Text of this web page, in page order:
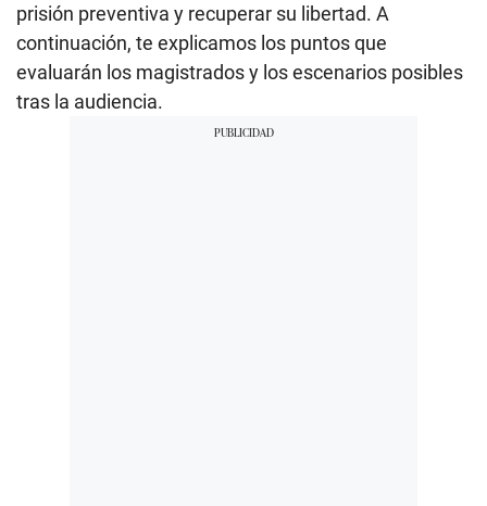
prisión preventiva y recuperar su libertad. A
continuación, te explicamos los puntos que
evaluarán los magistrados y los escenarios posibles
tras la audiencia.